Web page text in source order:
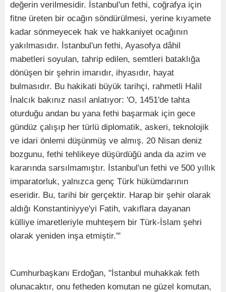
değerin verilmesidir. İstanbul'un fethi, coğrafya için
fitne üreten bir ocağın söndürülmesi, yerine kıyamete
kadar sönmeyecek hak ve hakkaniyet ocağının
yakılmasıdır. İstanbul'un fethi, Ayasofya dâhil
mabetleri soyulan, tahrip edilen, semtleri bataklığa
dönüşen bir şehrin imarıdır, ihyasıdır, hayat
bulmasıdır. Bu hakikati büyük tarihçi, rahmetli Halil
İnalcık bakınız nasıl anlatıyor: 'O, 1451'de tahta
oturduğu andan bu yana fethi başarmak için gece
gündüz çalışıp her türlü diplomatik, askeri, teknolojik
ve idari önlemi düşünmüş ve almış. 20 Nisan deniz
bozgunu, fethi tehlikeye düşürdüğü anda da azim ve
kararında sarsılmamıştır. İstanbul'un fethi ve 500 yıllık
imparatorluk, yalnızca genç Türk hükümdarının
eseridir. Bu, tarihi bir gerçektir. Harap bir şehir olarak
aldığı Konstantiniyye'yi Fatih, vakıflara dayanan
külliye imaretleriyle muhteşem bir Türk-İslam şehri
olarak yeniden inşa etmiştir.'"
Cumhurbaşkanı Erdoğan, "İstanbul muhakkak feth
olunacaktır, onu fetheden komutan ne güzel komutan,